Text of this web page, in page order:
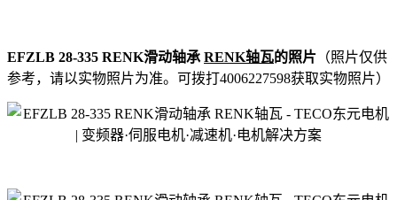
EFZLB 28-335 RENK滑动轴承 RENK轴瓦的照片 （照片仅供
参考，请以实物照片为准。可拨打4006227598获取实物照片）